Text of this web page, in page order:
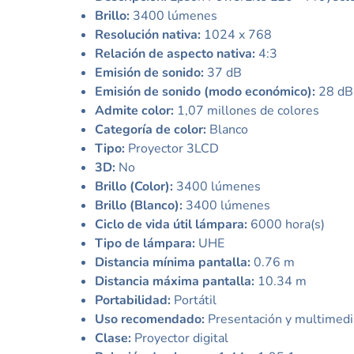
Brillo: 3400 lúmenes
Resolución nativa: 1024 x 768
Relación de aspecto nativa: 4:3
Emisión de sonido: 37 dB
Emisión de sonido (modo económico): 28 dB
Admite color: 1,07 millones de colores
Categoría de color: Blanco
Tipo: Proyector 3LCD
3D: No
Brillo (Color): 3400 lúmenes
Brillo (Blanco): 3400 lúmenes
Ciclo de vida útil lámpara: 6000 hora(s)
Tipo de lámpara: UHE
Distancia mínima pantalla:0.76 m
Distancia máxima pantalla: 10.34 m
Portabilidad: Portátil
Uso recomendado: Presentación y
Clase: Proyector digital